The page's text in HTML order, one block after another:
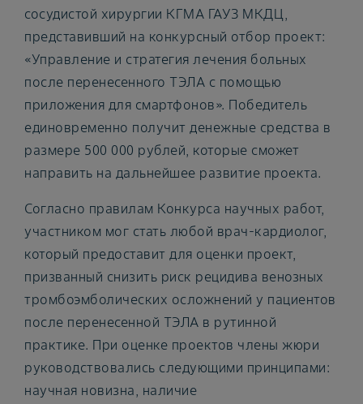
сосудистой хирургии КГМА ГАУЗ МКДЦ,
представивший на конкурсный отбор проект:
«Управление и стратегия лечения больных
после перенесенного ТЭЛА с помощью
приложения для смартфонов». Победитель
единовременно получит денежные средства в
размере 500 000 рублей, которые сможет
направить на дальнейшее развитие проекта.
Согласно правилам Конкурса научных работ,
участником мог стать любой врач-кардиолог,
который предоставит для оценки проект,
призванный снизить риск рецидива венозных
тромбоэмболических осложнений у пациентов
после перенесенной ТЭЛА в рутинной
практике. При оценке проектов члены жюри
руководствовались следующими принципами:
научная новизна, наличие